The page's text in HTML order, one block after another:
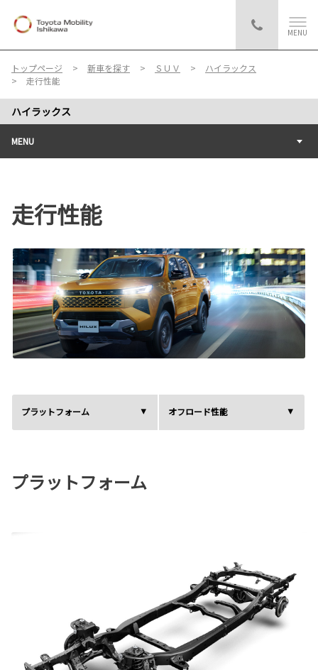
MENU
トップページ 新車を探す ＳＵＶ
ハイラックス
走行性能
ハイラックス
MENU
走行性能
プラットフォーム オフロード性能
プラットフォーム